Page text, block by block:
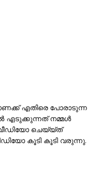
എതിരെ പോരാടുന്ന
എടുക്കുന്നത് നമ്മള്‍
ചെയ്യ്ത്
കൂടി കൂടി വരുന്നു.